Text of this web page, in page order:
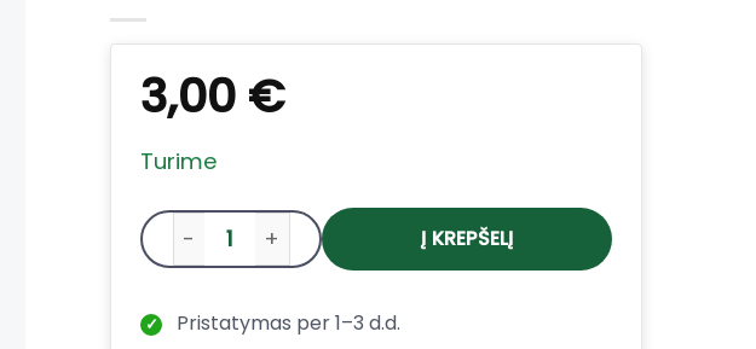
3,00 €
Turime
produkto kiekis: Pino Silvestre dušo gelis Crema di
Į KREPŠELĮ
✓ Pristatymas per 1–3 d.d.